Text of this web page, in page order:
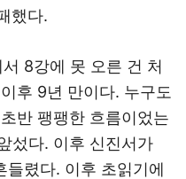
했다.
8강에 못 오른 건 처
후 9년 만이다. 누구도
반 팽팽한 흐름이었는
섰다. 이후 신진서가
들렸다. 이후 초읽기에